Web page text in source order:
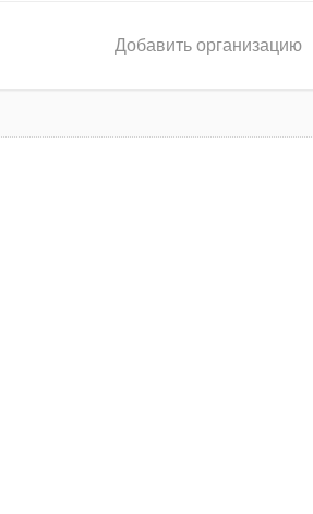
Добавить организацию